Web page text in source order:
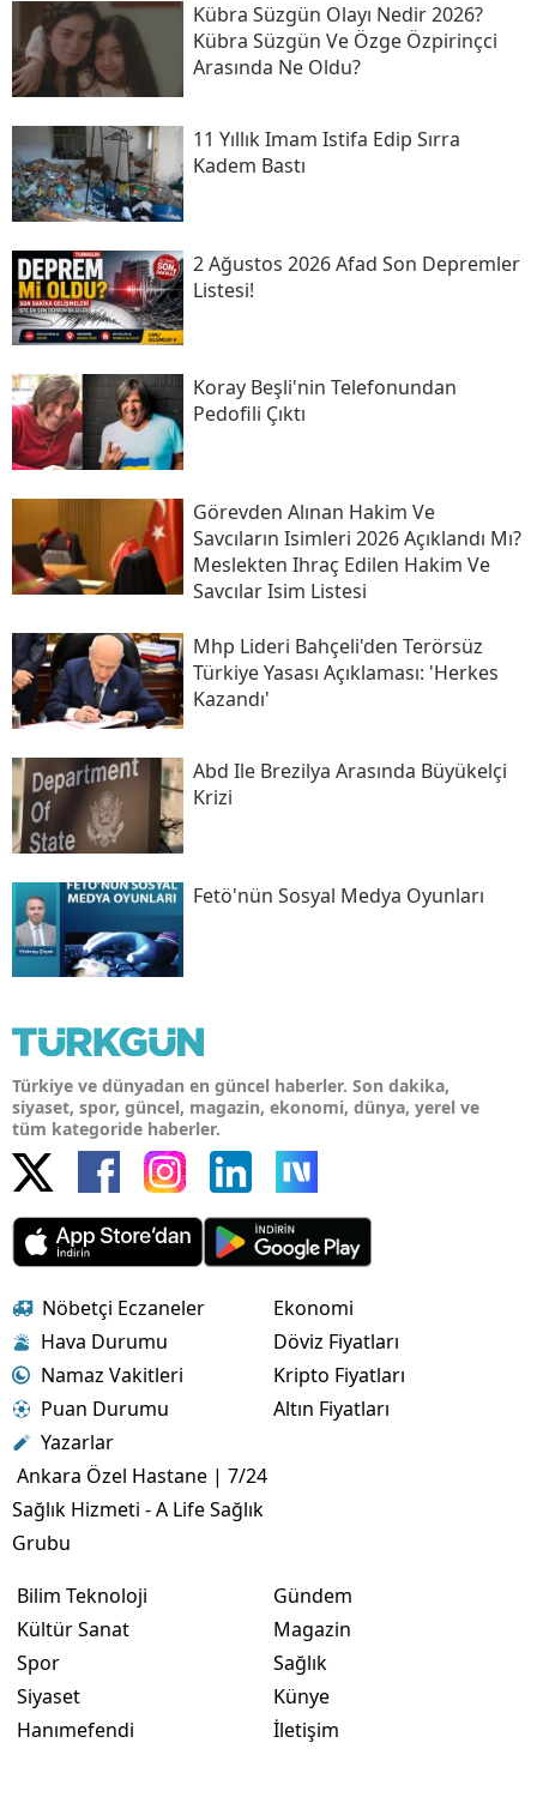
Kübra Süzgün Olayı Nedir 2026?
Kübra Süzgün Ve Özge Özpirinçci
Arasında Ne Oldu?
11 Yıllık Imam Istifa Edip Sırra
Kadem Bastı
2 Ağustos 2026 Afad Son Depremler
Listesi!
Koray Beşli'nin Telefonundan
Pedofili Çıktı
Görevden Alınan Hakim Ve
Savcıların Isimleri 2026 Açıklandı Mı?
Meslekten Ihraç Edilen Hakim Ve
Savcılar Isim Listesi
Mhp Lideri Bahçeli'den Terörsüz
Türkiye Yasası Açıklaması: 'herkes
Kazandı'
Abd Ile Brezilya Arasında Büyükelçi
Krizi
Fetö'nün Sosyal Medya Oyunları
Türkiye ve dünyadan en güncel haberler. Son dakika,
siyaset, spor, güncel, magazin, ekonomi, dünya, yerel ve
tüm kategoride haberler.
Nöbetçi Eczaneler
Hava Durumu
Namaz Vakitleri
Puan Durumu
Yazarlar
Ankara Özel Hastane | 7/24
Sağlık Hizmeti - A Life Sağlık
Grubu
Ekonomi
Döviz Fiyatları
Kripto Fiyatları
Altın Fiyatları
Bilim Teknoloji
Kültür Sanat
Spor
Siyaset
Hanımefendi
Gündem
Magazin
Sağlık
Künye
İletişim